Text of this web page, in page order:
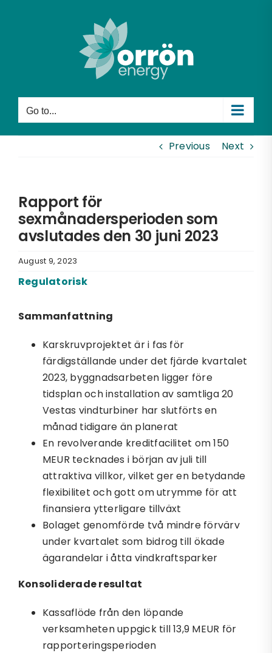
Go to...
Previous Next
Rapport för
sexmånadersperioden som
avslutades den 30 juni 2023
August 9, 2023
Regulatorisk
Sammanfattning
Karskruvprojektet är i fas för
färdigställande under det fjärde kvartalet
2023, byggnadsarbeten ligger före
tidsplan och installation av samtliga 20
Vestas vindturbiner har slutförts en
månad tidigare än planerat
En revolverande kreditfacilitet om 150
MEUR tecknades i början av juli till
attraktiva villkor, vilket ger en betydande
flexibilitet och gott om utrymme för att
finansiera ytterligare tillväxt
Bolaget genomförde två mindre förvärv
under kvartalet som bidrog till ökade
ägarandelar i åtta vindkraftsparker
Konsoliderade resultat
Kassaflöde från den löpande
verksamheten uppgick till 13,9 MEUR för
rapporteringsperioden